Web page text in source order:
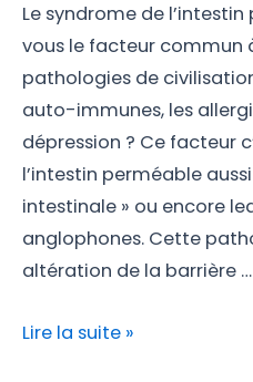
Le syndrome de
vous le facteur commun
pathologies de
auto-immunes, les
dépression ? Ce facteur
l’intestin perméable
intestinale » ou encore
anglophones. Cette
altération de la barrière …
Lire la suite »